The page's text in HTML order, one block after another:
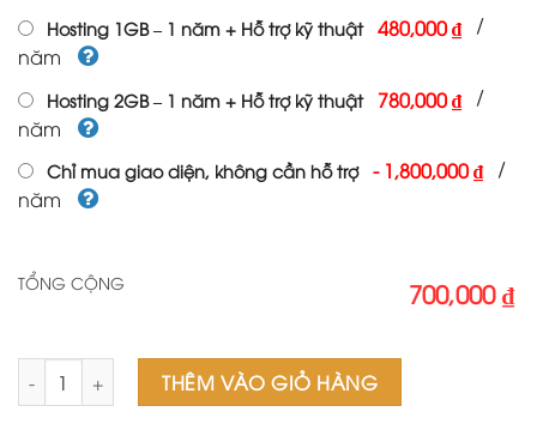
1,000,000 ₫.
là:
Hosting 1GB – 1 năm + Hỗ trợ kỹ thuật 480,000 ₫ /
năm
Hosting 2GB – 1 năm + Hỗ trợ kỹ thuật 780,000 ₫ /
năm
Chỉ mua giao diện, không cần hỗ trợ -1,800,000 ₫ /
năm
TỔNG CỘNG 700,000 ₫
Theme wordpress bất động sản 34 số lượng
THÊM VÀO GIỎ HÀNG